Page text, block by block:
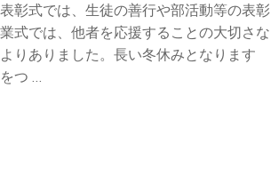
彰式では、生徒の善行や部活動等の表彰
式では、他者を応援することの大切さな
りありました。長い冬休みとなります
つ …